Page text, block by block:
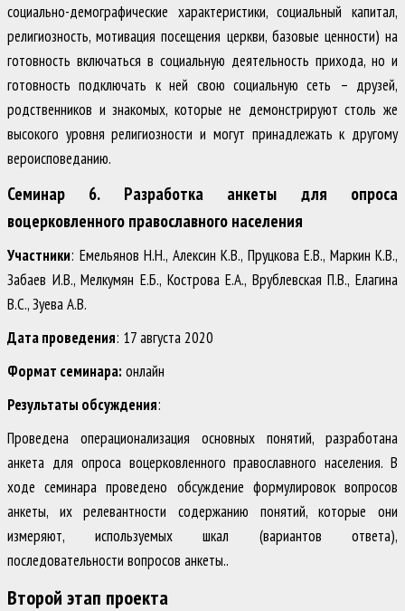
социально-демографические характеристики, социальный капитал,
религиозность, мотивация посещения церкви, базовые ценности) на
готовность включаться в социальную деятельность прихода, но и
готовность подключать к ней свою социальную сеть – друзей,
родственников и знакомых, которые не демонстрируют столь же
высокого уровня религиозности и могут принадлежать к другому
вероисповеданию.
Семинар 6. Разработка анкеты для опроса
воцерковленного православного населения
Участники: Емельянов Н.Н., Алексин К.В., Пруцкова Е.В., Маркин К.В.,
Забаев И.В., Мелкумян Е.Б., Кострова Е.А., Врублевская П.В., Елагина
В.С., Зуева А.В.
Дата проведения: 17 августа 2020
Формат семинара: онлайн
Результаты обсуждения:
Проведена операционализация основных понятий, разработана
анкета для опроса воцерковленного православного населения. В
ходе семинара проведено обсуждение формулировок вопросов
анкеты, их релевантности содержанию понятий, которые они
измеряют, используемых шкал (вариантов ответа),
последовательности вопросов анкеты..
Второй этап проекта